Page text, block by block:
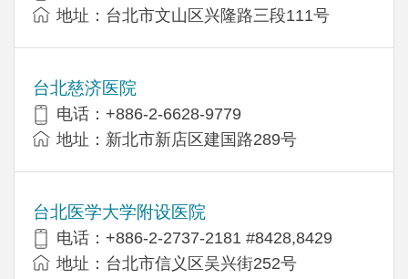
地址：台北市文山区兴隆路三段111号
台北慈济医院
电话：+886-2-6628-9779
地址：新北市新店区建国路289号
台北医学大学附设医院
电话：+886-2-2737-2181 #8428,8429
地址：台北市信义区吴兴街252号